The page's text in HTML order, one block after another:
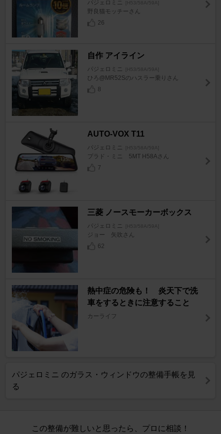
パジェロミニ [H53/58A/59A]
野良猫モッチーさん
26
自作 アイライン
パジェロミニ [H53/58A/59A]
ひろ@MR52Sのハスラー乗りさん
8
AUTO-VOX T11
パジェロミニ [H53/58A/59A]
プラド・ミニ 5MT H58Aさん
7
三菱 ノースモーカーボックス
パジェロミニ [H53/58A/59A]
ジョー 矢吹さん
62
熱中症の危険も！ 炎天下で洗
車をするときに注意すること
カーライフ
パジェロミニ のガラス・ウィンドウの整備手帳を見
る
この整備が難しいと思ったら、プロに相談！